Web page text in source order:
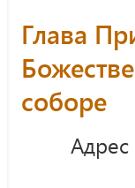
Глава
соборе
Адрес